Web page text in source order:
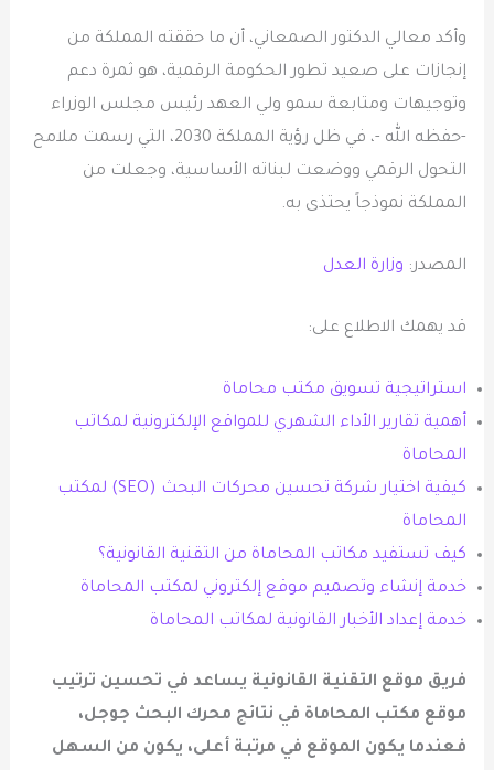
وأكد معالي الدكتور الصمعاني، أن ما حققته المملكة من
إنجازات على صعيد تطور الحكومة الرقمية، هو ثمرة دعم
وتوجيهات ومتابعة سمو ولي العهد رئيس مجلس الوزراء
-حفظه الله -، في ظل رؤية المملكة 2030، التي رسمت ملامح
التحول الرقمي ووضعت لبناته الأساسية، وجعلت من
المملكة نموذجاً يحتذى به. ​
المصدر: وزارة العدل
قد يهمك الاطلاع على:
استراتيجية تسويق مكتب محاماة
أهمية تقارير الأداء الشهري للمواقع الإلكترونية لمكاتب
المحاماة
كيفية اختيار شركة تحسين محركات البحث (SEO) لمكتب
المحاماة
كيف تستفيد مكاتب المحاماة من التقنية القانونية؟
خدمة إنشاء وتصميم موقع إلكتروني لمكتب المحاماة
خدمة إعداد الأخبار القانونية لمكاتب المحاماة
فريق موقع التقنية القانونية يساعد في تحسين ترتيب
موقع مكتب المحاماة في نتائج محرك البحث جوجل،
فعندما يكون الموقع في مرتبة أعلى، يكون من السهل